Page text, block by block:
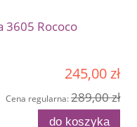
3605 Rococo
245,00 zł
Cena regularna:289,00 zł
do koszyka